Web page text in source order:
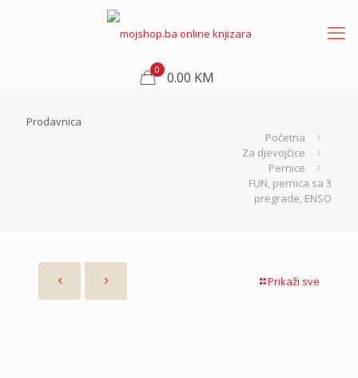
0 0.00 KM
Prodavnica
Početna
Za djevojčice
Pernice
FUN, pernica sa 3
pregrade, ENSO
Prikaži sve